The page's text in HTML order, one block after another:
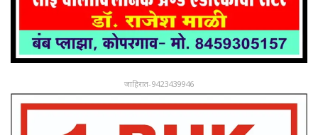
जाहिरात-9423439946